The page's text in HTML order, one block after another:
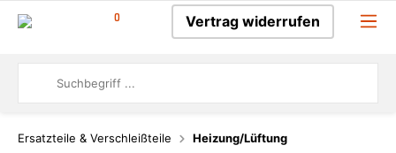
0 Vertrag widerrufen
Ersatzteile & Verschleißteile Heizung/Lüftung